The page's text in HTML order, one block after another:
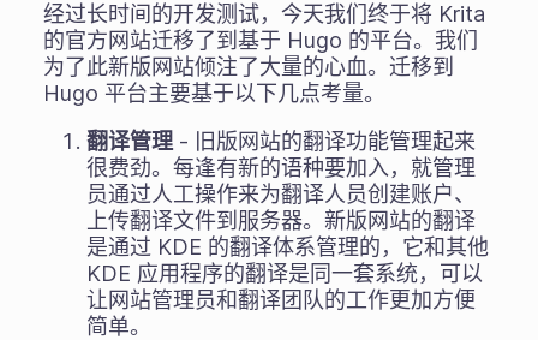
经过长时间的开发测试，今天我们终于将 Krita
的官方网站迁移了到基于 Hugo 的平台。我们
为了此新版网站倾注了大量的心血。迁移到
Hugo 平台主要基于以下几点考量。
翻译管理- 旧版网站的翻译功能管理起来
很费劲。每逢有新的语种要加入，就管理
员通过人工操作来为翻译人员创建账户、
上传翻译文件到服务器。新版网站的翻译
是通过 KDE 的翻译体系管理的，它和其他
KDE 应用程序的翻译是同一套系统，可以
让网站管理员和翻译团队的工作更加方便
简单。